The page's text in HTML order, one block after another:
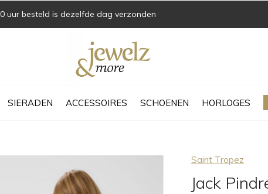
SIERADEN ACCESSOIRES SCHOENEN HORLOGES
uur besteld is dezelfde dag verzonden
Saint Tropez
Jack